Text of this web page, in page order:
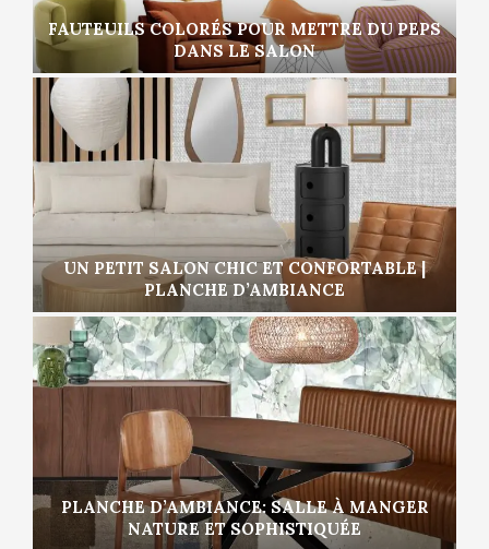
FAUTEUILS COLORÉS POUR METTRE DU PEPS
DANS LE SALON
UN PETIT SALON CHIC ET CONFORTABLE |
PLANCHE D’AMBIANCE
PLANCHE D’AMBIANCE: SALLE À MANGER
NATURE ET SOPHISTIQUÉE